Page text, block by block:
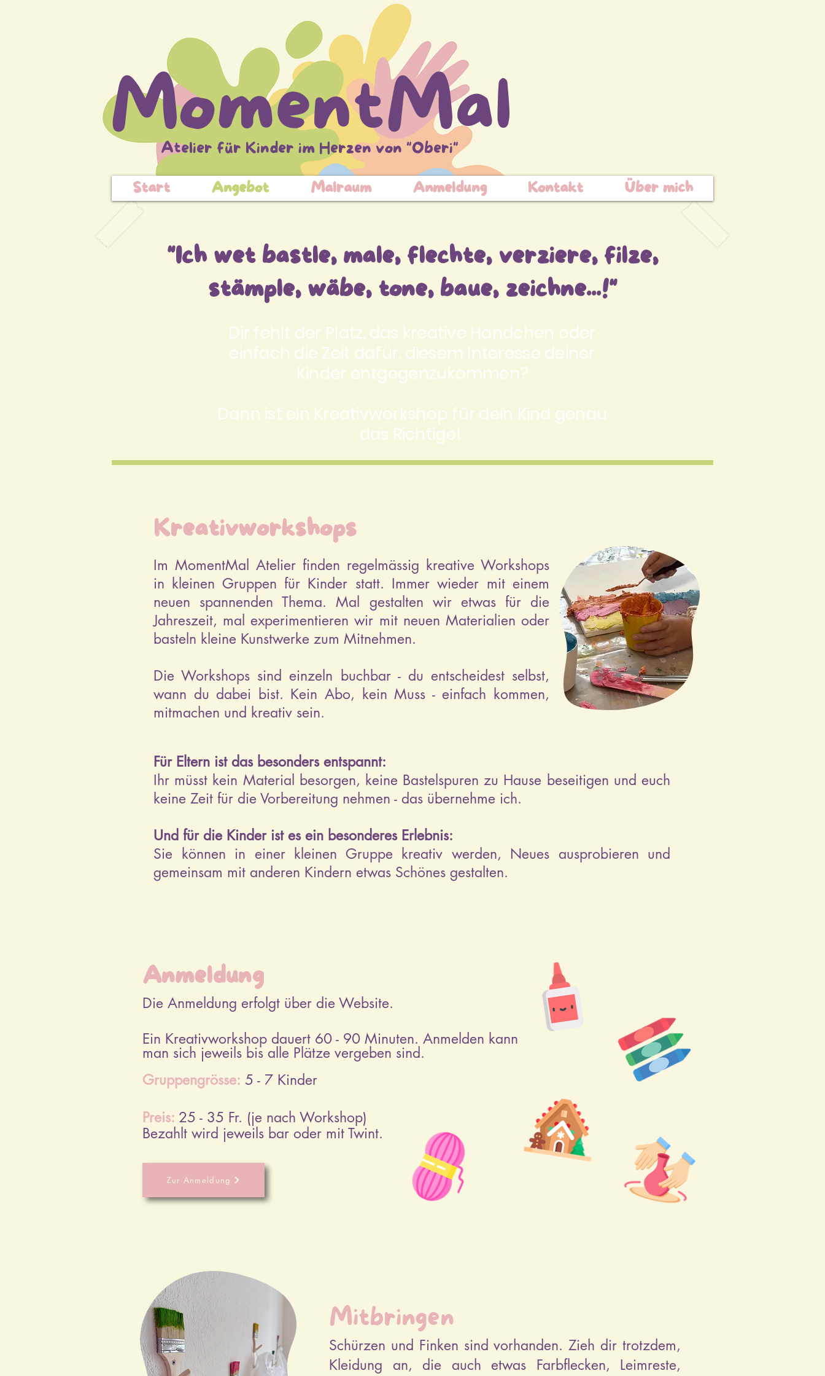
MomentMal
Atelier für Kinder im Herzen von "Oberi"
Start Angebot Malraum Anmeldung Kontakt Über mich
"Ich wet bastle, male, flechte, verziere, filze,
stämple, wäbe, tone, baue, zeichne...!"
Dir fehlt der Platz, das kreative Händchen oder
einfach die Zeit dafür, diesem Interesse deiner
Kinder entgegenzukommen?
Dann ist ein Kreativworkshop für dein Kind genau
das Richtige!
Kreativworkshops
Im MomentMal Atelier finden regelmässig kreative Workshops
in kleinen Gruppen für Kinder statt. Immer wieder mit einem
neuen spannenden Thema.Mal gestalten wir etwas für die
Jahreszeit, mal experimentieren wir mit neuen Materialien oder
basteln kleine Kunstwerke zum Mitnehmen.
Die Workshops sind einzeln buchbar - du entscheidest selbst,
wann du dabei bist. Kein Abo, kein Muss - einfach kommen,
mitmachen und kreativ sein.
Für Eltern ist das besonders entspannt:
Ihr müsst kein Material besorgen, keine Bastelspuren zu Hause beseitigen und euch
keine Zeit für die Vorbereitung nehmen - das übernehme ich.
Und für die Kinder ist es ein besonderes Erlebnis:
Sie können in einer kleinen Gruppe kreativ werden, Neues ausprobieren und
gemeinsam mit anderen Kindern etwas Schönes gestalten.
Anmeldung
Die Anmeldung erfolgt über die Website.
Ein Kreativworkshop dauert 60 - 90 Minuten. Anmelden kann
man sich jeweils bis alle Plätze vergeben sind.
Gruppengrösse: 5 - 7 Kinder
Preis: 25 - 35 Fr. (je nach Workshop)
Bezahlt wird jeweils bar oder mit Twint.
Zur Anmeldung
Mitbringen
Schürzen und Finken sind vorhanden. Zieh dir trotzdem,
Kleidung an, die auch etwas Farbflecken, Leimreste,